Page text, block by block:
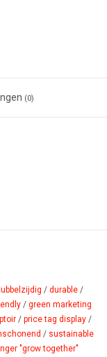
(0)
aus Naturholz.
/ durable /
/ green marketing
/ price tag display /
/ sustainable
"grow together"